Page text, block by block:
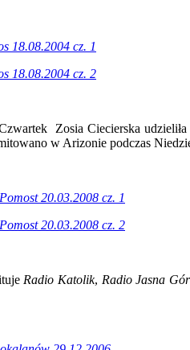
18.08.2004 cz. 1
18.08.2004 cz. 2
Zosia Ciecierska
w Arizonie podczas
20.03.2008 cz. 1
20.03.2008 cz. 2
Radio Katolik, Radio Jasna